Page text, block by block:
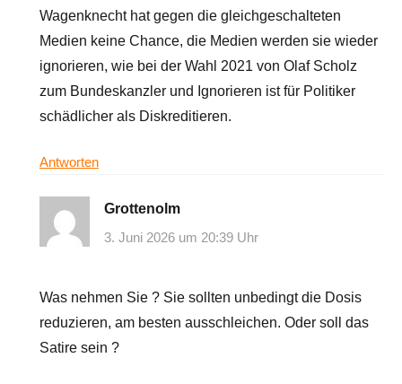
Wagenknecht hat gegen die gleichgeschalteten
Medien keine Chance, die Medien werden sie wieder
ignorieren, wie bei der Wahl 2021 von Olaf Scholz
zum Bundeskanzler und Ignorieren ist für Politiker
schädlicher als Diskreditieren.
Antworten
Grottenolm
3. Juni 2026 um 20:39 Uhr
Was nehmen Sie ? Sie sollten unbedingt die Dosis
reduzieren, am besten ausschleichen. Oder soll das
Satire sein ?